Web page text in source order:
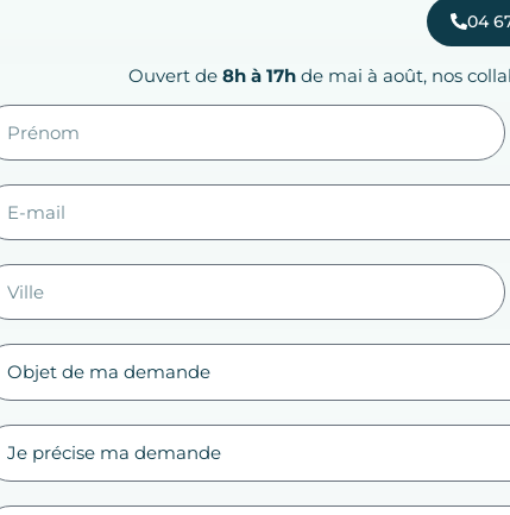
04
Ouvert de 8h à 17hde mai à août, nos